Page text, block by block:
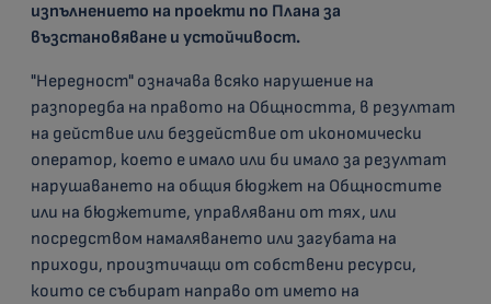
изпълнението на проекти по Плана за
възстановяване и устойчивост.
"Нередност" означава всяко нарушение на
разпоредба на правото на Общността, в резултат
на действие или бездействие от икономически
оператор, което е имало или би имало за резултат
нарушаването на общия бюджет на Общностите
или на бюджетите, управлявани от тях, или
посредством намаляването или загубата на
приходи, произтичащи от собствени ресурси,
които се събират направо от името на